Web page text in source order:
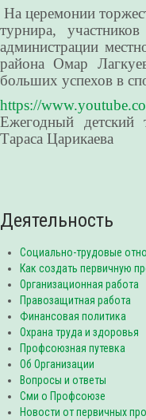
На церемонии
турнира,
администрации
района Омар
больших успехов в
https://
Ежегодный
Тараса Царикаева
Деятельность
Социально-трудовые
Как создать первичную
Организационная работа
Правозащитная работа
Финансовая политика
Охрана труда и здоровья
Профсоюзная путевка
Об Организации
Вопросы и ответы
Сми о Профсоюзе
Новости от первичных